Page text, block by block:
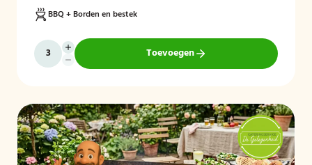
BBQ + Borden en bestek
Toevoegen